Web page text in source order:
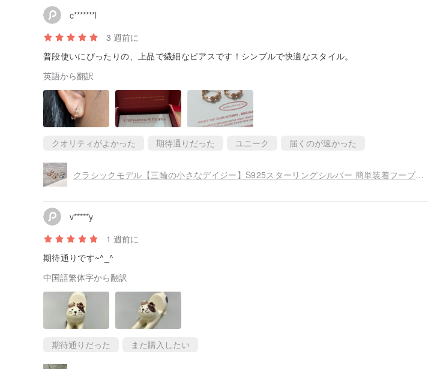
c*******l
3 週前に
普段使いにぴったりの、上品で繊細なピアスです！シンプルで快適なスタイル。
英語から翻訳
クオリティがよかった 期待通りだった ユニーク 届くのが速かった
クラシックモデル【三輪の小さなデイジー】S925スターリングシルバー 簡単装着フープピアス || 独自デザイン
v*****y
1 週前に
期待通りです~^_^
中国語繁体字から翻訳
期待通りだった また購入したい